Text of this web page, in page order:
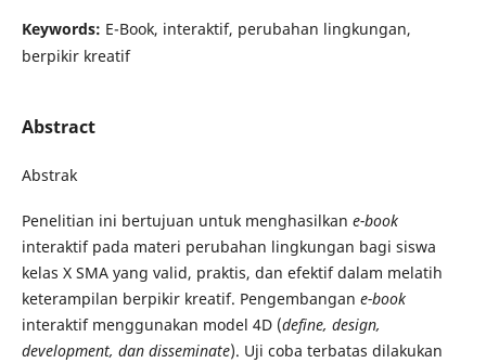
Keywords: E-Book, interaktif, perubahan lingkungan,
berpikir kreatif
Abstract
Abstrak
Penelitian ini bertujuan untuk menghasilkan e-book
interaktif pada materi perubahan lingkungan bagi siswa
kelas X SMA yang valid, praktis, dan efektif dalam melatih
keterampilan berpikir kreatif. Pengembangan e-book
interaktif menggunakan model 4D (define, design,
development, dan disseminate). Uji coba terbatas dilakukan